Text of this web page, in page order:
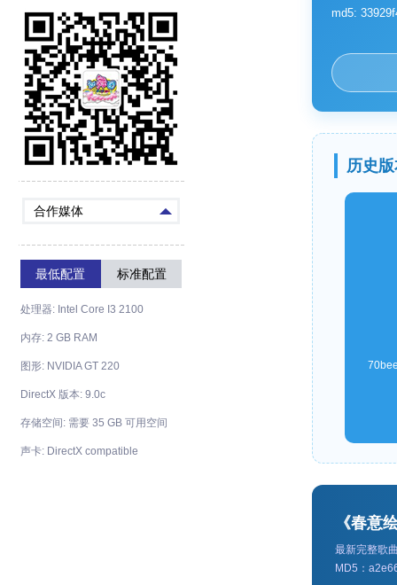
合作媒体
最低配置
处理器: Intel Core I3 2100
内存: 2 GB RAM
图形: NVIDIA GT 220
DirectX 版本: 9.0c
存储空间: 需要 35 GB 可用空间
声卡: DirectX compatible
标准配置
md5:
历史
《春意
最新完整歌
MD5：